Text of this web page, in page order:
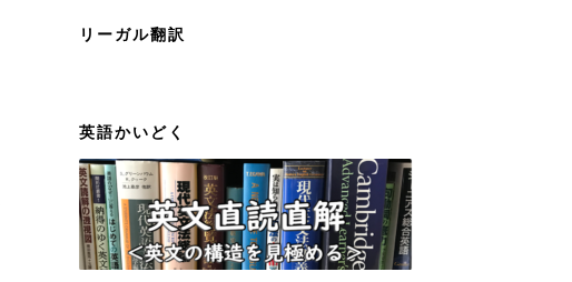
リーガル翻訳
英語かいどく